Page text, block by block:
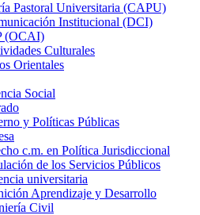
Pastoral Universitaria (CAPU)
Institucional (DCI)
(OCAI)
Culturales
Orientales
Social
y Políticas Públicas
c.m. en Política Jurisdiccional
de los Servicios Públicos
universitaria
Aprendizaje y Desarrollo
Civil